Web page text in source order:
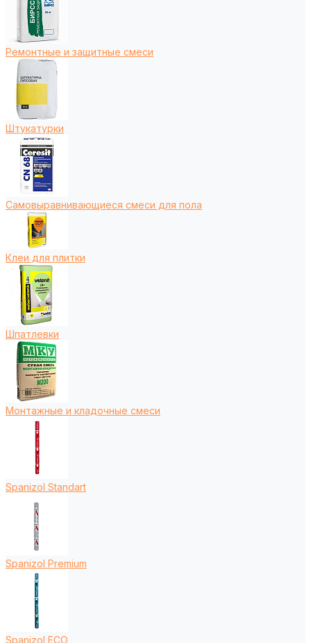
Ремонтные и защитные смеси
Штукатурки
Самовыравнивающиеся смеси для пола
Клеи для плитки
Шпатлевки
Монтажные и кладочные смеси
Spanizol Standart
Spanizol Premium
Spanizol ECO